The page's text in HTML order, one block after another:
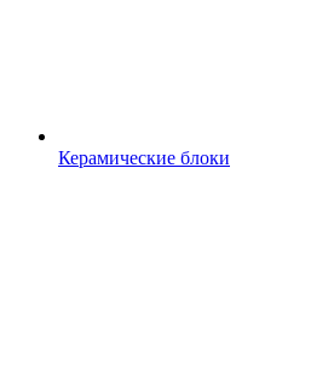
Керамические блоки